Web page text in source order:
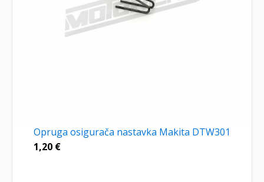
Opruga osigurača nastavka Makita DTW301
1,20 €